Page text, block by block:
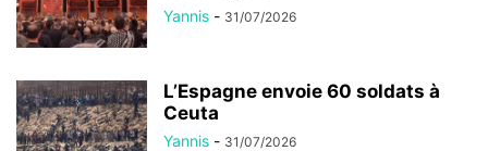
Yannis - 31/07/2026
L’Espagne envoie 60 soldats à
Ceuta
Yannis - 31/07/2026